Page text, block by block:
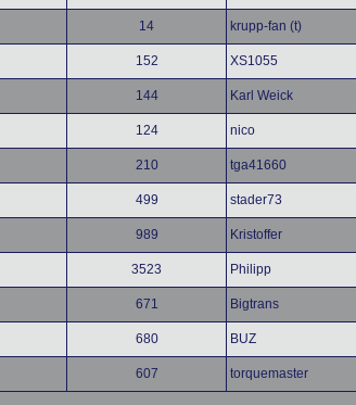
14 krupp-fan (t)
152 XS1055
144 Karl Weick
124 nico
210 tga41660
499 stader73
989 Kristoffer
3523 Philipp
671 Bigtrans
680 BUZ
607 torquemaster